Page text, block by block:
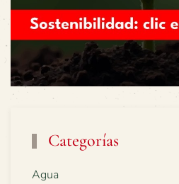
Categorías
Agua